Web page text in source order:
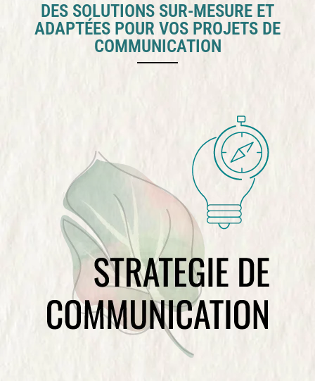
DES SOLUTIONS SUR-MESURE ET
ADAPTÉES POUR VOS PROJETS DE
COMMUNICATION